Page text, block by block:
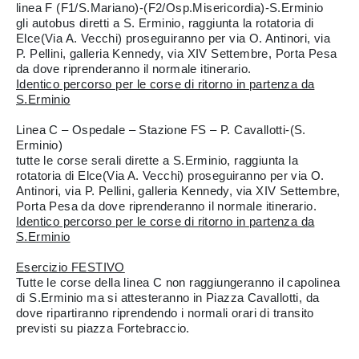
linea F (F1/S.Mariano)-(F2/Osp.Misericordia)-S.Erminio
gli autobus diretti a S. Erminio, raggiunta la rotatoria di
Elce(Via A. Vecchi) proseguiranno per via O. Antinori, via
P. Pellini, galleria Kennedy, via XIV Settembre, Porta Pesa
da dove riprenderanno il normale itinerario.
Identico percorso per le corse di ritorno in partenza da
S.Erminio
Linea C – Ospedale – Stazione FS – P. Cavallotti-(S.
Erminio)
tutte le corse serali dirette a S.Erminio, raggiunta la
rotatoria di Elce(Via A. Vecchi) proseguiranno per via O.
Antinori, via P. Pellini, galleria Kennedy, via XIV Settembre,
Porta Pesa da dove riprenderanno il normale itinerario.
Identico percorso per le corse di ritorno in partenza da
S.Erminio
Esercizio FESTIVO
Tutte le corse della linea C non raggiungeranno il capolinea
di S.Erminio ma si attesteranno in Piazza Cavallotti, da
dove ripartiranno riprendendo i normali orari di transito
previsti su piazza Fortebraccio.